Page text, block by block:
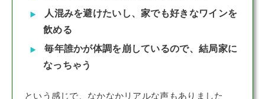
人混みを避けたいし、家でも好きなワインを
飲める
毎年誰かが体調を崩しているので、結局家に
なっちゃう
という感じで、なかなかリアルな声もありました